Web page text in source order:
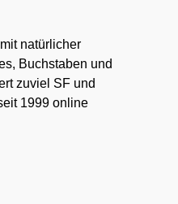
natürlicher
Buchstaben und
zuviel SF und
1999 online